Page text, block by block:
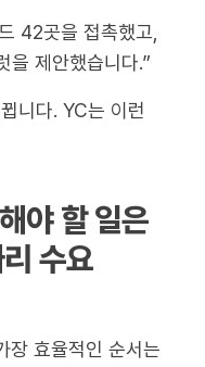
42곳을 접촉했고,
을 제안했습니다.”
니다. YC는 이런
야 할 일은
수요
효율적인 순서는